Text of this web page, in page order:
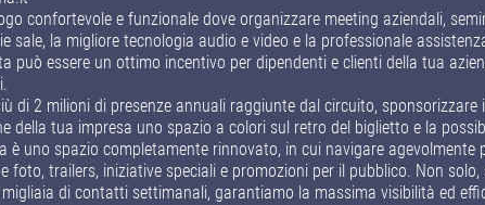
confortevole e funzionale dove organizzare meeting aziendali,
sale, la migliore tecnologia audio e video e la professionale
può essere un ottimo incentivo per dipendenti e clienti della tua
di 2 milioni di presenze annuali raggiunte dal circuito,
della tua impresa uno spazio a colori sul retro del biglietto e la
è uno spazio completamente rinnovato, in cui navigare
foto, trailers, iniziative speciali e promozioni per il pubblico. Non
di contatti settimanali, garantiamo la massima visibilità ed